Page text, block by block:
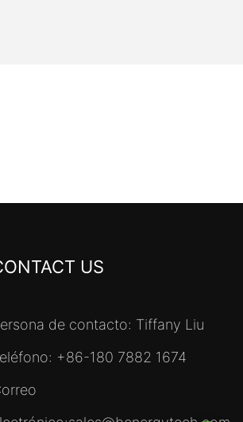
US
de contacto: Tiffany Liu
+86-180 7882 1674